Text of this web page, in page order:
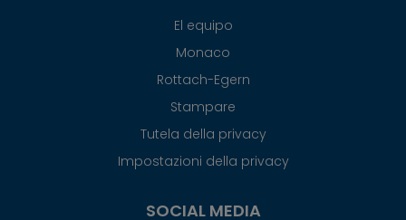
El equipo
Monaco
Rottach-Egern
Stampare
Tutela della privacy
Impostazioni della privacy
SOCIAL MEDIA